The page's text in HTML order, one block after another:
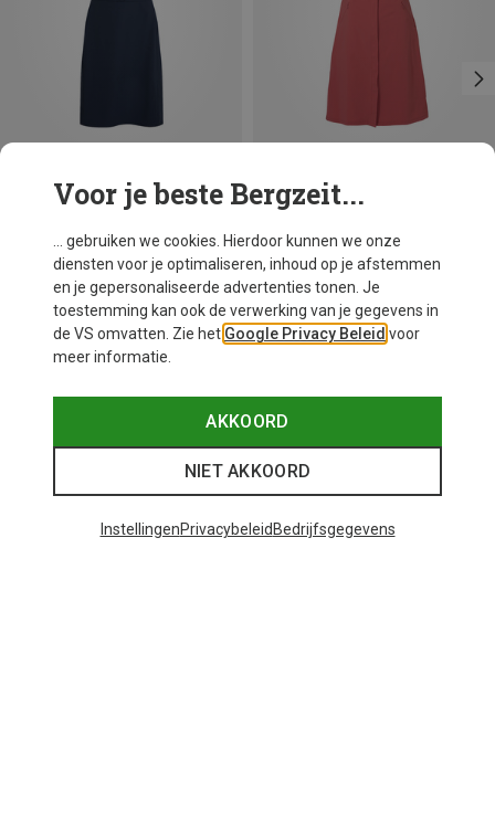
Maten
Craghoppers
Dames Nosilife Pro IV Jurk
S M L
XL
Je bespaart 59%
Voor je beste Bergzeit...
... gebruiken we cookies. Hierdoor kunnen we onze
diensten voor je optimaliseren, inhoud op je afstemmen
en je gepersonaliseerde advertenties tonen. Je
toestemming kan ook de verwerking van je gegevens in
de VS omvatten. Zie het Google Privacy Beleid voor
meer informatie.
AKKOORD
NIET AKKOORD
InstellingenPrivacybeleid Bedrijfsgegevens